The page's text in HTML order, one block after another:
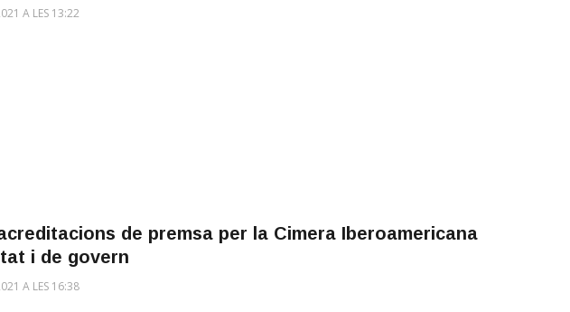
A LES 13:22
de premsa per la Cimera Iberoamericana
i de govern
A LES 16:38